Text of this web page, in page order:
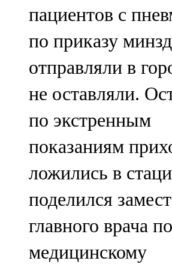
пациентов с
по приказу
отправляли в
не оставляли.
по экстренным
показаниям
ложились в
поделился
главного врача по
медицинскому